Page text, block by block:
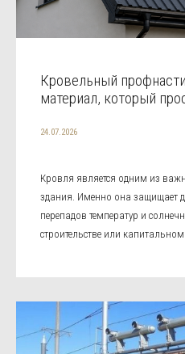
Кровельный
материал, который
24.07.2026
Кровля является одним из
здания. Именно она защищает
перепадов температур и
строительстве или